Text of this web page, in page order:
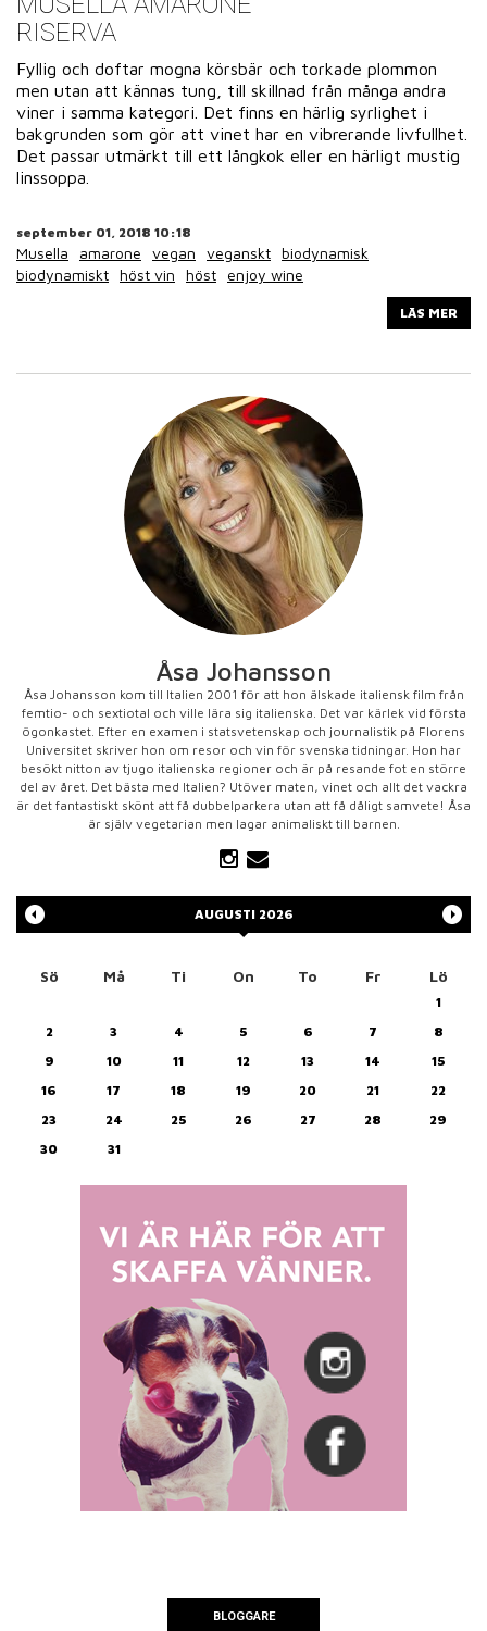
RISERVA
Fyllig och doftar mogna körsbär och torkade plommon
men utan att kännas tung, till skillnad från många andra
viner i samma kategori. Det finns en härlig syrlighet i
bakgrunden som gör att vinet har en vibrerande livfullhet.
Det passar utmärkt till ett långkok eller en härligt mustig
linssoppa.
september 01, 2018 10:18
Musella amarone vegan veganskt biodynamisk
biodynamiskt höst vin höst enjoy wine
LÄS MER
Åsa Johansson
Åsa Johansson kom till Italien 2001 för att hon älskade italiensk film från
femtio- och sextiotal och ville lära sig italienska. Det var kärlek vid första
ögonkastet. Efter en examen i statsvetenskap och journalistik på Florens
Universitet skriver hon om resor och vin för svenska tidningar. Hon har
besökt nitton av tjugo italienska regioner och är på resande fot en större
del av året. Det bästa med Italien? Utöver maten, vinet och allt det vackra
är det fantastiskt skönt att få dubbelparkera utan att få dåligt samvete! Åsa
är själv vegetarian men lagar animaliskt till barnen.
AUGUSTI 2026
Sö Må Ti On To Fr Lö
1
2
3 4 5 6 7
8
9
10 11 12 13 14
15
16
17 18 19 20 21
22
23
24 25 26 27 28
29
30
31
BLOGGARE